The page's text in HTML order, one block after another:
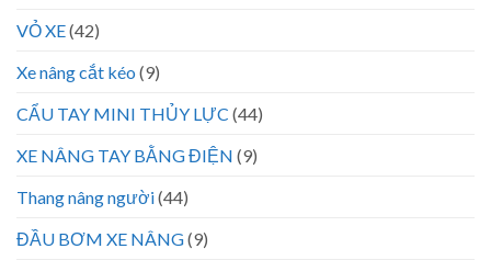
VỎ XE(42)
Xe nâng cắt kéo (9)
CẨU TAY MINI THỦY LỰC (44)
XE NÂNG TAY BẰNG ĐIỆN (9)
Thang nâng người(44)
ĐẦU BƠM XE NÂNG(9)